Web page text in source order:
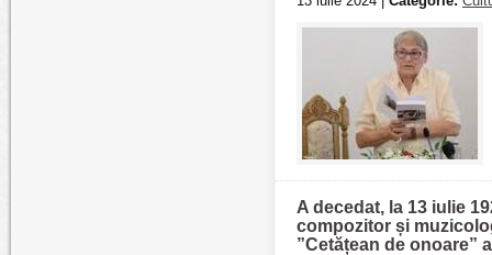
A decedat, la 13 iulie
compozitor și
”Cetățean de onoare”